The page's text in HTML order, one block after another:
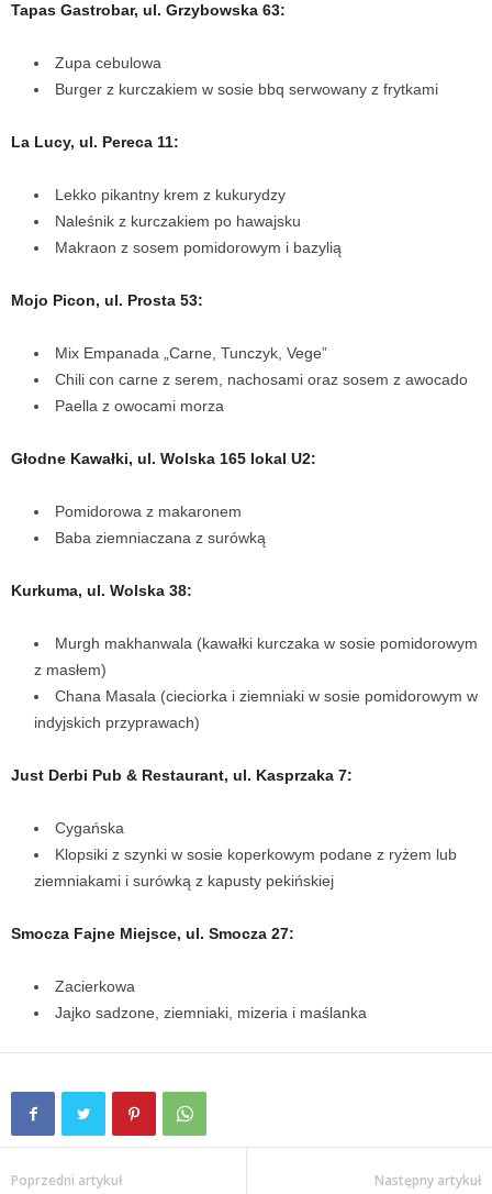
Tapas Gastrobar, ul. Grzybowska 63:
Zupa cebulowa
Burger z kurczakiem w sosie bbq serwowany z frytkami
La Lucy, ul. Pereca 11:
Lekko pikantny krem z kukurydzy
Naleśnik z kurczakiem po hawajsku
Makraon z sosem pomidorowym i bazylią
Mojo Picon, ul. Prosta 53:
Mix Empanada „Carne, Tunczyk, Vege”
Chili con carne z serem, nachosami oraz sosem z awocado
Paella z owocami morza
Głodne Kawałki, ul. Wolska 165 lokal U2:
Pomidorowa z makaronem
Baba ziemniaczana z surówką
Kurkuma, ul. Wolska 38:
Murgh makhanwala (kawałki kurczaka w sosie pomidorowym
z masłem)
Chana Masala (cieciorka i ziemniaki w sosie pomidorowym w
indyjskich przyprawach)
Just Derbi Pub & Restaurant, ul. Kasprzaka 7:
Cygańska
Klopsiki z szynki w sosie koperkowym podane z ryżem lub
ziemniakami i surówką z kapusty pekińskiej
Smocza Fajne Miejsce, ul. Smocza 27:
Zacierkowa
Jajko sadzone, ziemniaki, mizeria i maślanka
Poprzedni artykuł Następny artykuł